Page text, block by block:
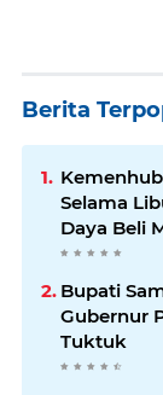
Berita
Selama
Daya Beli
Bupati
Gubernur
Tuktuk